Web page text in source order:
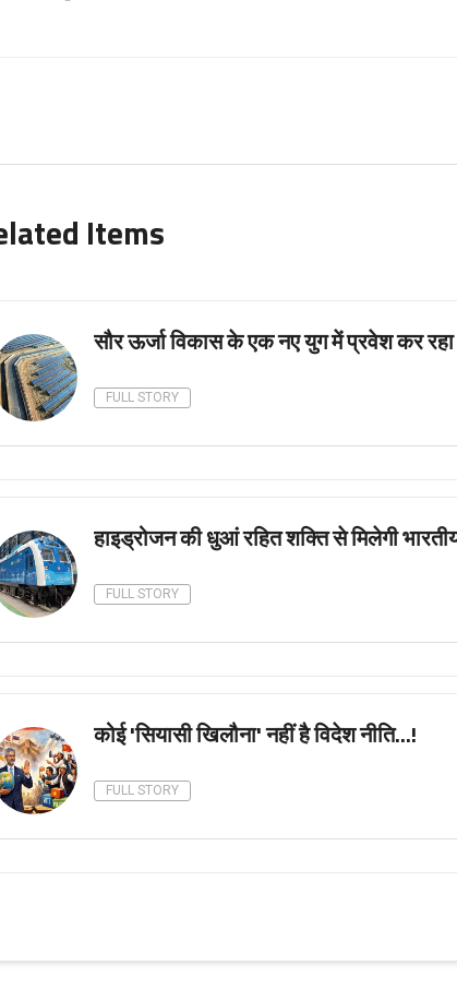
Items
सौर ऊर्जा विकास के एक नए युग में प्रवेश कर
FULL STORY
हाइड्रोजन की धुआं रहित शक्ति से मिलेगी
FULL STORY
कोई 'सियासी खिलौना' नहीं है विदेश नीति...!
FULL STORY